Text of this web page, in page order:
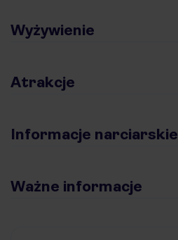
Wyżywienie
Atrakcje
Informacje narciarskie
Ważne informacje